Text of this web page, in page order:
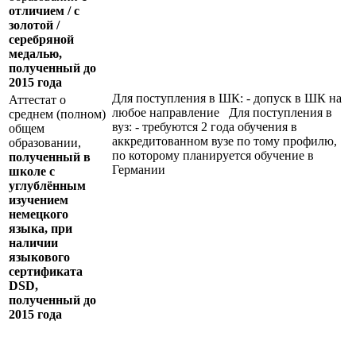
отличием / с
золотой /
серебряной
медалью,
полученный до
2015 года
Для поступления в ШК: - допуск в ШК на
любое направление Для поступления в
вуз: - требуются 2 года обучения в
аккредитованном вузе по тому профилю,
по которому планируется обучение в
Германии
Аттестат о
среднем (полном)
общем
образовании,
полученный в
школе с
углублённым
изучением
немецкого
языка, при
наличии
языкового
сертификата
DSD,
полученный до
2015 года